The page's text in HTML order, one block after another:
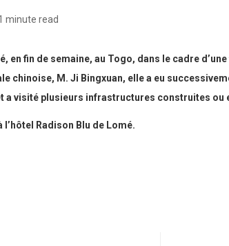
minute read
en fin de semaine, au Togo, dans le cadre
chinoise, M. Ji Bingxuan, elle a eu
a visité plusieurs infrastructures construites ou
l’hôtel Radison Blu de Lomé.